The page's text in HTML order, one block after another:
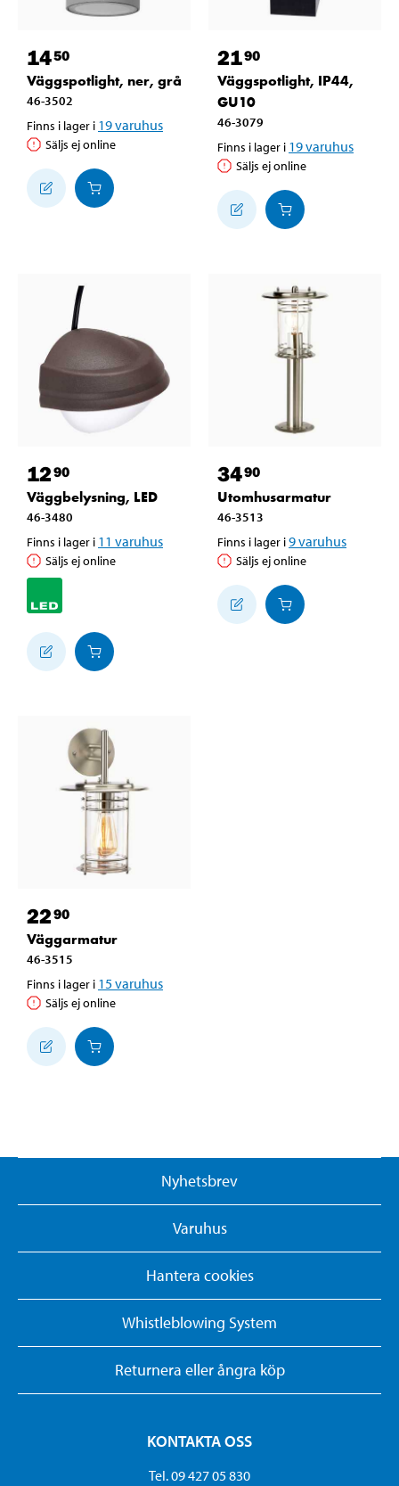
1450
Väggspotlight, ner, grå
46-3502
Finns i lager i 19varuhus
Säljs ej online
2190
Väggspotlight, IP44,
GU10
46-3079
Finns i lager i 19varuhus
Säljs ej online
1290
Väggbelysning, LED
46-3480
Finns i lager i 11 varuhus
Säljs ej online
3490
Utomhusarmatur
46-3513
Finns i lager i9varuhus
Säljs ej online
2290
Väggarmatur
46-3515
Finns i lager i 15varuhus
Säljs ej online
Nyhetsbrev
Varuhus
Hantera cookies
Whistleblowing System
Returnera eller ångra köp
KONTAKTA OSS
Tel. 09 427 05 830